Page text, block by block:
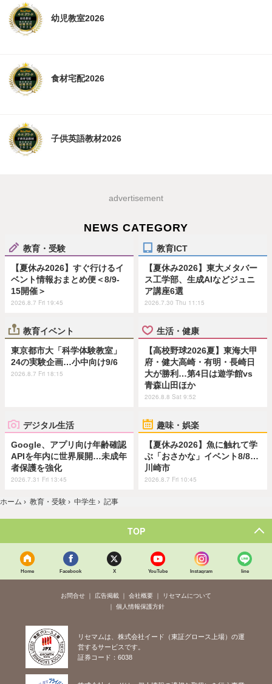
幼児教室2026
食材宅配2026
子供英語教材2026
advertisement
NEWS CATEGORY
教育・受験
【夏休み2026】すぐ行けるイ
ベント情報おまとめ便＜8/9-
15開催＞
2026.8.7 Fri 19:45
教育ICT
【夏休み2026】東大メタバー
ス工学部、生成AIなどジュニ
ア講座6選
2026.7.30 Thu 11:15
教育イベント
東京都市大「科学体験教室」
24の実験企画…小中向け9/6
2026.8.7 Fri 18:15
生活・健康
【高校野球2026夏】東海大甲
府・健大高崎・有明・長崎日
大が勝利…第4日は遊学館vs
青森山田ほか
2026.8.8 Sat 9:52
デジタル生活
Google、アプリ向け年齢確認
APIを年内に世界展開…未成年
者保護を強化
2026.7.31 Fri 13:45
趣味・娯楽
【夏休み2026】魚に触れて学
ぶ「おさかな」イベント8/8…
川崎市
2026.8.7 Fri 10:45
ホーム › 教育・受験 › 中学生 › 記事
TOP
Home Facebook X YouTube Instagram line
お問合せ 広告掲載 会社概要
リセマムについて
個人情報保護方針
リセマムは、株式会社イード（東証グロース上場）の運
営するサービスです。
証券コード：6038